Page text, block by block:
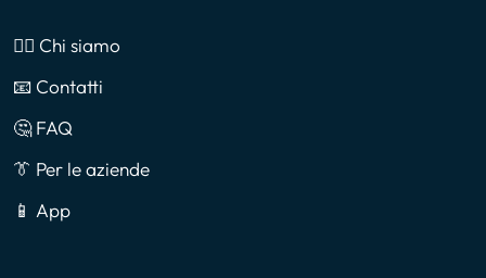
🙎‍♂️ Chi siamo
📧 Contatti
🤔 FAQ
👔 Per le aziende
📱 App